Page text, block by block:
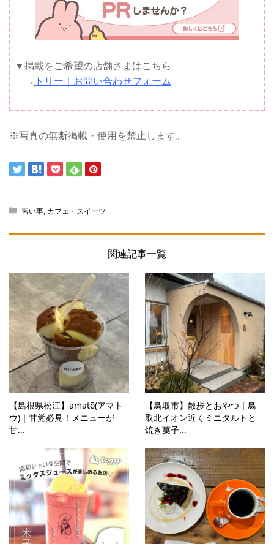
▼掲載をご希望の店舗さまはこちら
→ トリー｜お問い合わせフォーム
※写真の無断掲載・使用を禁止します。
習い事, カフェ・スイーツ
関連記事一覧
【島根県松江】amatō(アマト
ウ)｜甘党必見！メニューが
甘...
【鳥取市】散歩とおやつ｜鳥
取北イオン近くミニタルトと
焼き菓子...